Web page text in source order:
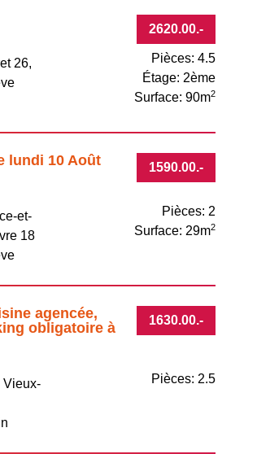
2620.00.-
26,
Pièces: 4.5
Étage: 2ème
Surface: 90m2
1590.00.-
lundi 10 Août
et-
18
Pièces: 2
Surface: 29m2
1630.00.-
agencée,
obligatoire à
Vieux-
Pièces: 2.5